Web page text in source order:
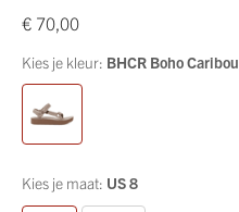
€ 70,00
Kies je kleur: BHCR Boho Caribou
Kies je maat: US 8